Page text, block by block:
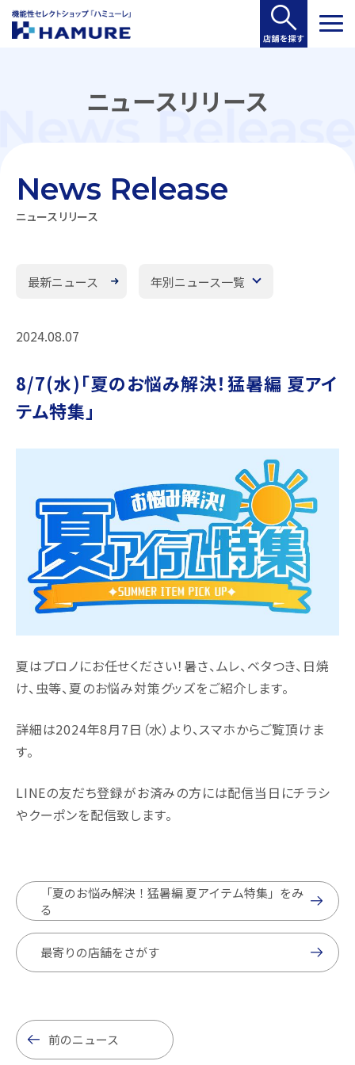
ニュースリリース
ニュースリリース
News Release
最新ニュース 年別ニュース一覧
2024.08.07
8/7(水)「夏のお悩み解決！猛暑編 夏アイ
テム特集」
夏はプロノにお任せください！暑さ、ムレ、ベタつき、日焼
け、虫等、夏のお悩み対策グッズをご紹介します。
詳細は2024年8月7日（水）より、スマホからご覧頂けま
す。
LINEの友だち登録がお済みの方には配信当日にチラシ
やクーポンを配信致します。
「夏のお悩み解決！猛暑編 夏アイテム特集」をみ
る
最寄りの店舗をさがす
前のニュース